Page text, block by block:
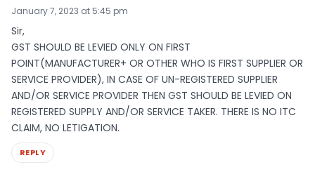
January 7, 2023 at 5:45 pm
Sir,
GST SHOULD BE LEVIED ONLY ON FIRST
POINT(MANUFACTURER+ OR OTHER WHO IS FIRST SUPPLIER OR
SERVICE PROVIDER), IN CASE OF UN-REGISTERED SUPPLIER
AND/OR SERVICE PROVIDER THEN GST SHOULD BE LEVIED ON
REGISTERED SUPPLY AND/OR SERVICE TAKER. THERE IS NO ITC
CLAIM, NO LETIGATION.
REPLY